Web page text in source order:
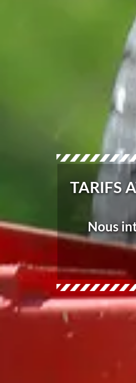
TARIFS
Nous